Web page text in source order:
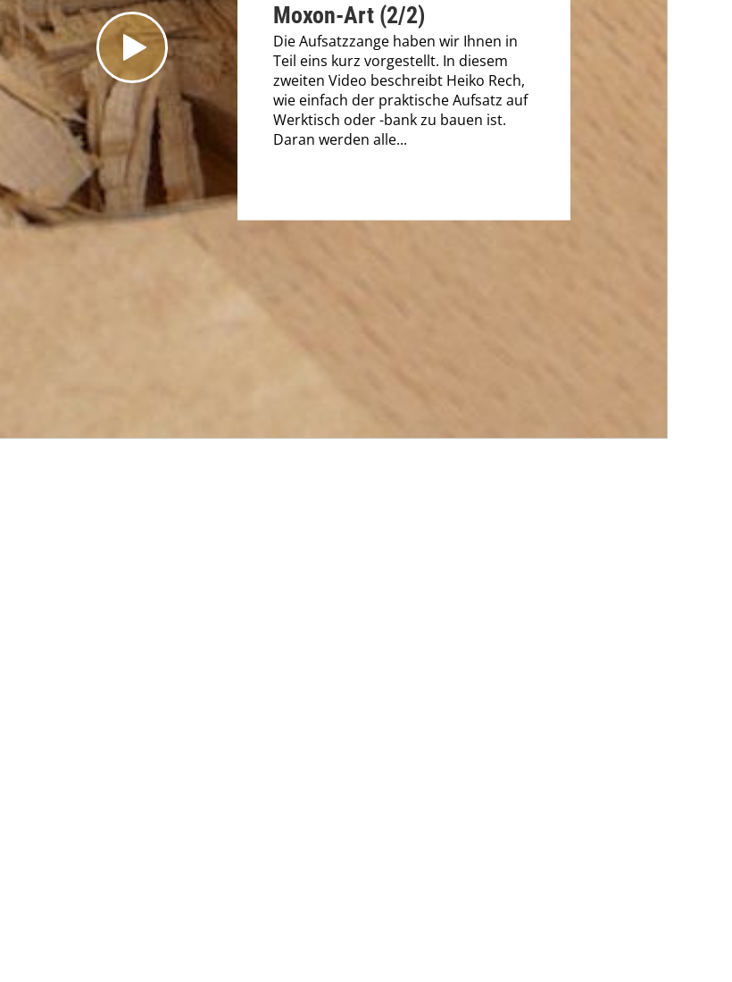
Moxon-Art (2/2)
Die Aufsatzzange haben wir Ihnen in
Teil eins kurz vorgestellt. In diesem
zweiten Video beschreibt Heiko Rech,
wie einfach der praktische Aufsatz auf
Werktisch oder -bank zu bauen ist.
Daran werden alle...